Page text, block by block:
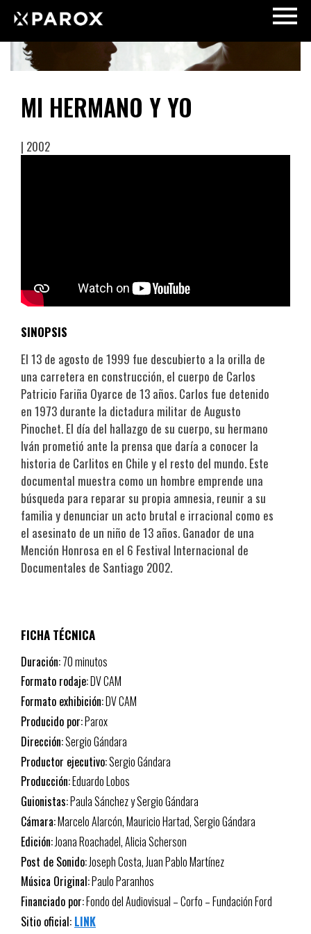
MI HERMANO Y YO
| 2002
SINOPSIS
El 13 de agosto de 1999 fue descubierto a la orilla de
una carretera en construcción, el cuerpo de Carlos
Patricio Fariña Oyarce de 13 años. Carlos fue detenido
en 1973 durante la dictadura militar de Augusto
Pinochet. El día del hallazgo de su cuerpo, su hermano
Iván prometió ante la prensa que daría a conocer la
historia de Carlitos en Chile y el resto del mundo. Este
documental muestra como un hombre emprende una
búsqueda para reparar su propia amnesia, reunir a su
familia y denunciar un acto brutal e irracional como es
el asesinato de un niño de 13 años. Ganador de una
Mención Honrosa en el 6 Festival Internacional de
Documentales de Santiago 2002.
FICHA TÉCNICA
Duración:70 minutos
Formato rodaje:DV CAM
Formato exhibición:DV CAM
Producido por:Parox
Dirección:Sergio Gándara
Productor ejecutivo:Sergio Gándara
Producción:Eduardo Lobos
Guionistas:Paula Sánchez y Sergio Gándara
Cámara:Marcelo Alarcón, Mauricio Hartad, Sergio Gándara
Edición:Joana Roachadel, Alicia Scherson
Post de Sonido:Joseph Costa, Juan Pablo Martínez
Música Original:Paulo Paranhos
Financiado por:Fondo del Audiovisual – Corfo – Fundación Ford
Sitio oficial: LINK